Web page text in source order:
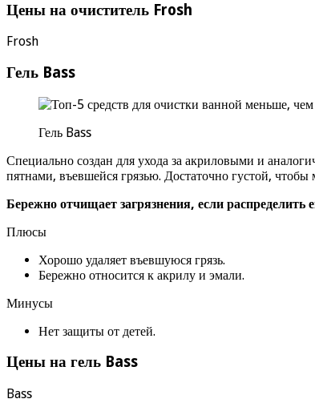
Цены на очиститель Frosh
Frosh
Гель Bass
Гель Bass
Специально создан для ухода за акриловыми и
пятнами, въевшейся грязью. Достаточно густой, чтобы
Бережно отчищает загрязнения, если распределить
Плюсы
Хорошо удаляет въевшуюся грязь.
Бережно относится к акрилу и эмали.
Минусы
Нет защиты от детей.
Цены на гель Bass
Bass